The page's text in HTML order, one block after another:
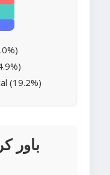
cal (19.2%)